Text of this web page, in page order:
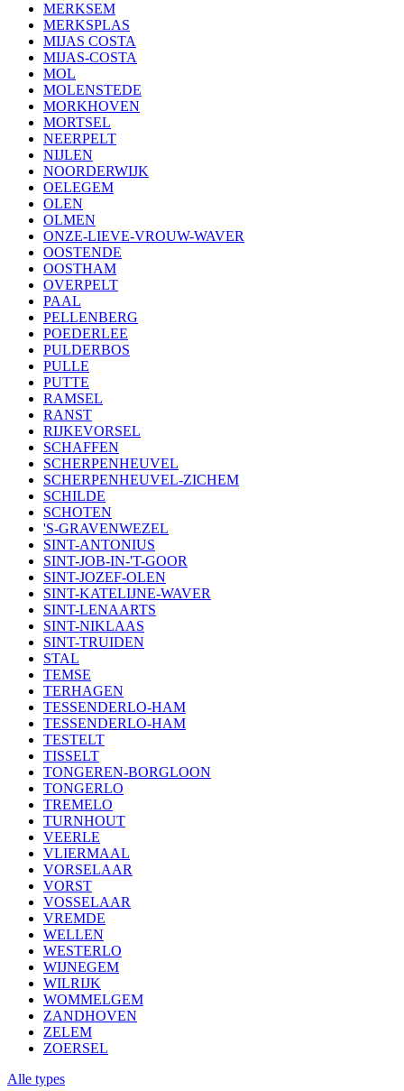
MERKSEM
MERKSPLAS
MIJAS COSTA
MIJAS-COSTA
MOL
MOLENSTEDE
MORKHOVEN
MORTSEL
NEERPELT
NIJLEN
NOORDERWIJK
OELEGEM
OLEN
OLMEN
ONZE-LIEVE-VROUW-WAVER
OOSTENDE
OOSTHAM
OVERPELT
PAAL
PELLENBERG
POEDERLEE
PULDERBOS
PULLE
PUTTE
RAMSEL
RANST
RIJKEVORSEL
SCHAFFEN
SCHERPENHEUVEL
SCHERPENHEUVEL-ZICHEM
SCHILDE
SCHOTEN
'S-GRAVENWEZEL
SINT-ANTONIUS
SINT-JOB-IN-'T-GOOR
SINT-JOZEF-OLEN
SINT-KATELIJNE-WAVER
SINT-LENAARTS
SINT-NIKLAAS
SINT-TRUIDEN
STAL
TEMSE
TERHAGEN
TESSENDERLO-HAM
TESSENDERLO-HAM
TESTELT
TISSELT
TONGEREN-BORGLOON
TONGERLO
TREMELO
TURNHOUT
VEERLE
VLIERMAAL
VORSELAAR
VORST
VOSSELAAR
VREMDE
WELLEN
WESTERLO
WIJNEGEM
WILRIJK
WOMMELGEM
ZANDHOVEN
ZELEM
ZOERSEL
Alle types